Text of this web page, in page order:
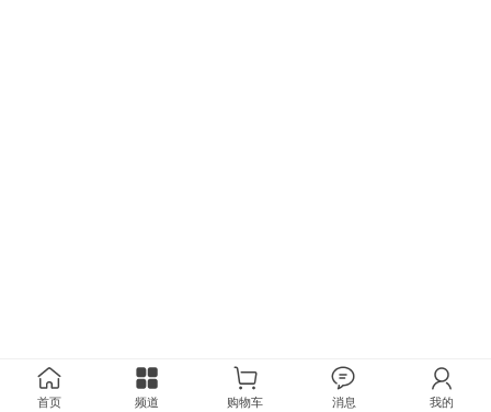
首页 频道 购物车 消息 我的